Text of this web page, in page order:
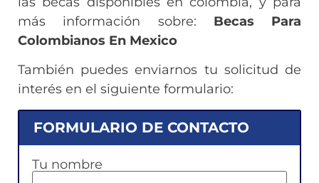
más información sobre: Becas Para
Colombianos En Mexico
También puedes enviarnos tu solicitud de
interés en el siguiente formulario:
FORMULARIO DE CONTACTO
Tu nombre